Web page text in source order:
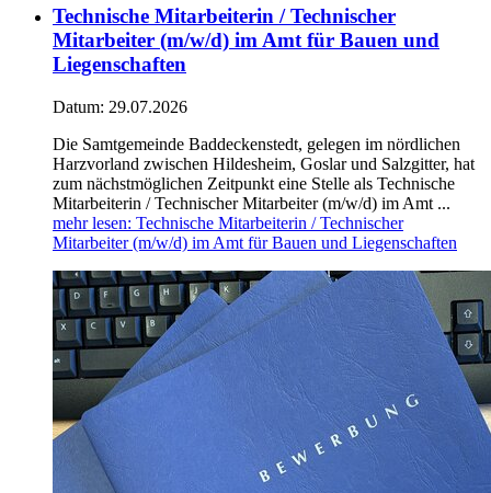
Technische Mitarbeiterin / Technischer
Mitarbeiter (m/w/d) im Amt für Bauen und
Liegenschaften
Datum: 29.07.2026
Die Samtgemeinde Baddeckenstedt, gelegen im nördlichen
Harzvorland zwischen Hildesheim, Goslar und Salzgitter, hat
zum nächstmöglichen Zeitpunkt eine Stelle als Technische
Mitarbeiterin / Technischer Mitarbeiter (m/w/d) im Amt ...
mehr lesen: Technische Mitarbeiterin / Technischer
Mitarbeiter (m/w/d) im Amt für Bauen und Liegenschaften